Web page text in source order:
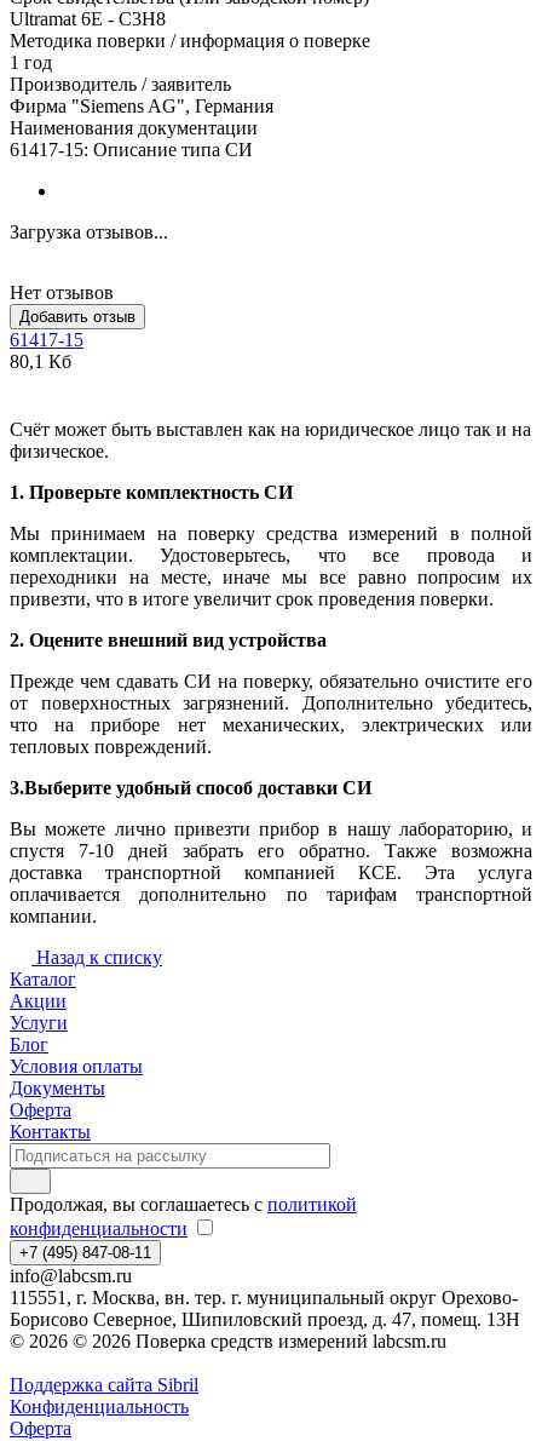
Ultramat 6Е - C3H8
Методика поверки / информация о поверке
1 год
Производитель / заявитель
Фирма "Siemens AG", Германия
Наименования документации
61417-15: Описание типа СИ
Загрузка отзывов...
Нет отзывов
Добавить отзыв
61417-15
80,1 Кб
Счёт может быть выставлен как на юридическое лицо так и на
физическое.
1. Проверьте комплектность СИ
Мы принимаем на поверку средства измерений в полной
комплектации. Удостоверьтесь, что все провода и
переходники на месте, иначе мы все равно попросим их
привезти, что в итоге увеличит срок проведения поверки.
2. Оцените внешний вид устройства
Прежде чем сдавать СИ на поверку, обязательно очистите его
от поверхностных загрязнений. Дополнительно убедитесь,
что на приборе нет механических, электрических или
тепловых повреждений.
3.Выберите удобный способ доставки СИ
Вы можете лично привезти прибор в нашу лабораторию, и
спустя 7-10 дней забрать его обратно. Также возможна
доставка транспортной компанией КСЕ. Эта услуга
оплачивается дополнительно по тарифам транспортной
компании.
Назад к списку
Каталог
Акции
Услуги
Блог
Условия оплаты
Документы
Оферта
Контакты
Продолжая, вы соглашаетесь с политикой
конфиденциальности
+7 (495) 847-08-11
info@labcsm.ru
115551, г. Москва, вн. тер. г. муниципальный округ Орехово-
Борисово Северное, Шипиловский проезд, д. 47, помещ. 13Н
© 2026 © 2026 Поверка средств измерений labcsm.ru
Поддержка сайта Sibril
Конфиденциальность
Оферта